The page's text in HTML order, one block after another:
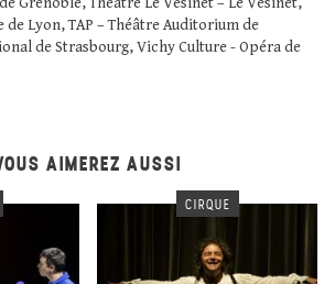
de Lyon, TAP – Théâtre Auditorium de
de Strasbourg, Vichy Culture - Opéra de
AIMEREZ AUSSI
CIRQUE